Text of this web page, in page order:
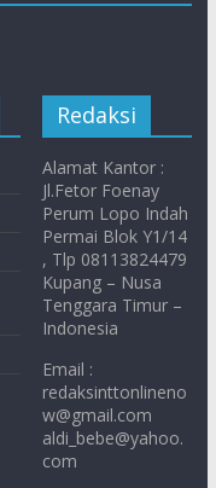
Redaksi
Alamat Kantor :
Jl.Fetor Foenay
Perum Lopo Indah
Permai Blok Y1/14
, Tlp 08113824479
Kupang – Nusa
Tenggara Timur –
Indonesia
Email :
redaksinttonlineno
w@gmail.com
aldi_bebe@yahoo.
com